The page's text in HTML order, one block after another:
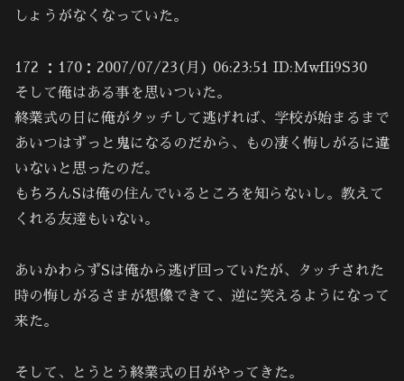
しょうがなくなっていた。
172 ：170：2007/07/23(月) 06:23:51 ID:MwfIi9S30
そして俺はある事を思いついた。
終業式の日に俺がタッチして逃げれば、学校が始まるまで
あいつはずっと鬼になるのだから、もの凄く悔しがるに違
いないと思ったのだ。
もちろんSは俺の住んでいるところを知らないし。教えて
くれる友達もいない。
あいかわらずSは俺から逃げ回っていたが、タッチされた
時の悔しがるさまが想像できて、逆に笑えるようになって
来た。
そして、とうとう終業式の日がやってきた。